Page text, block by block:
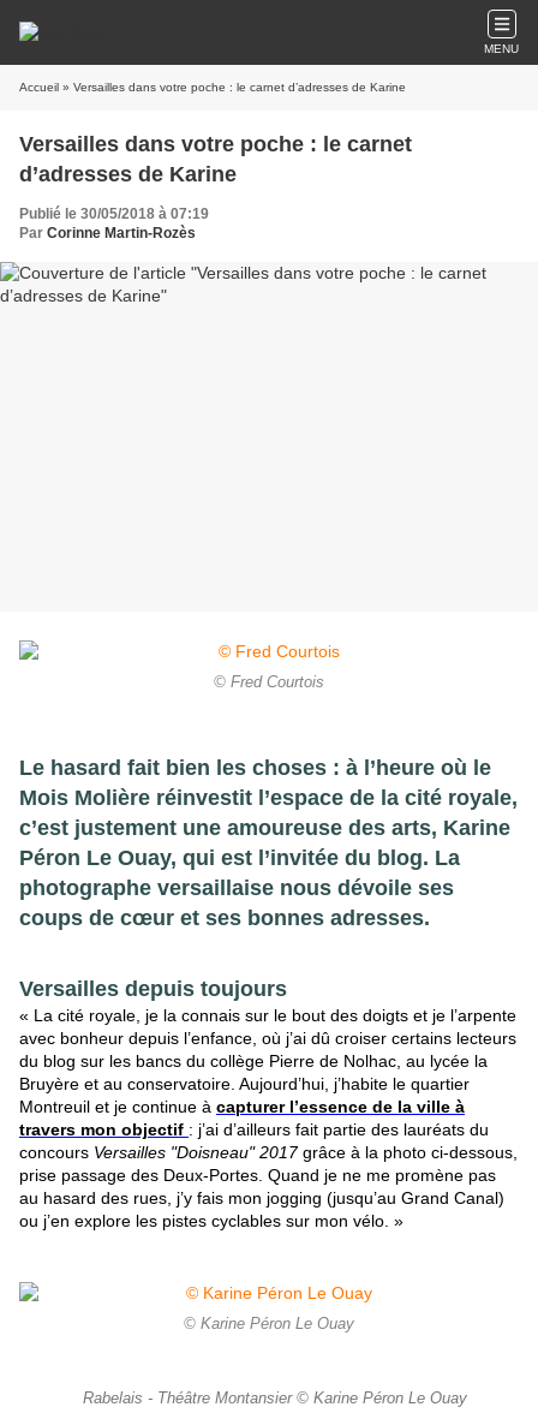
MENU
Accueil » Versailles dans votre poche : le carnet d’adresses de Karine
Versailles dans votre poche : le carnet
d’adresses de Karine
Publié le 30/05/2018 à 07:19
Par Corinne Martin-Rozès
© Fred Courtois
Le hasard fait bien les choses : à l’heure où le
Mois Molière réinvestit l’espace de la cité royale,
c’est justement une amoureuse des arts, Karine
Péron Le Ouay, qui est l’invitée du blog. La
photographe versaillaise nous dévoile ses
coups de cœur et ses bonnes adresses.
Versailles depuis toujours
« La cité royale, je la connais sur le bout des doigts et je l’arpente
avec bonheur depuis l’enfance, où j’ai dû croiser certains lecteurs
du blog sur les bancs du collège Pierre de Nolhac, au lycée la
Bruyère et au conservatoire. Aujourd’hui, j’habite le quartier
Montreuil et je continue à capturer l’essence de la ville à
travers mon objectif : j’ai d’ailleurs fait partie des lauréats du
concours Versailles "Doisneau" 2017grâce à la photo ci-dessous,
prise passage des Deux-Portes. Quand je ne me promène pas
au hasard des rues, j’y fais mon jogging (jusqu’au Grand Canal)
ou j’en explore les pistes cyclables sur mon vélo. »
© Karine Péron Le Ouay
Rabelais - Théâtre Montansier © Karine Péron Le Ouay